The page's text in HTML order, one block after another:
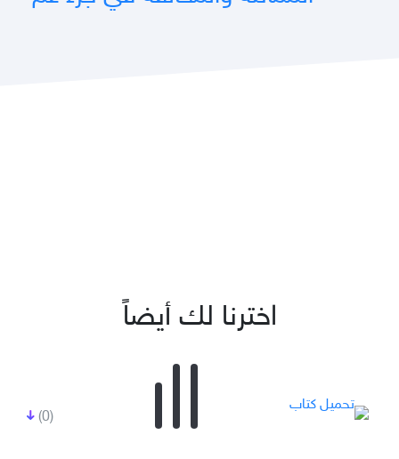
اخترنا لك أيضاً
(0)